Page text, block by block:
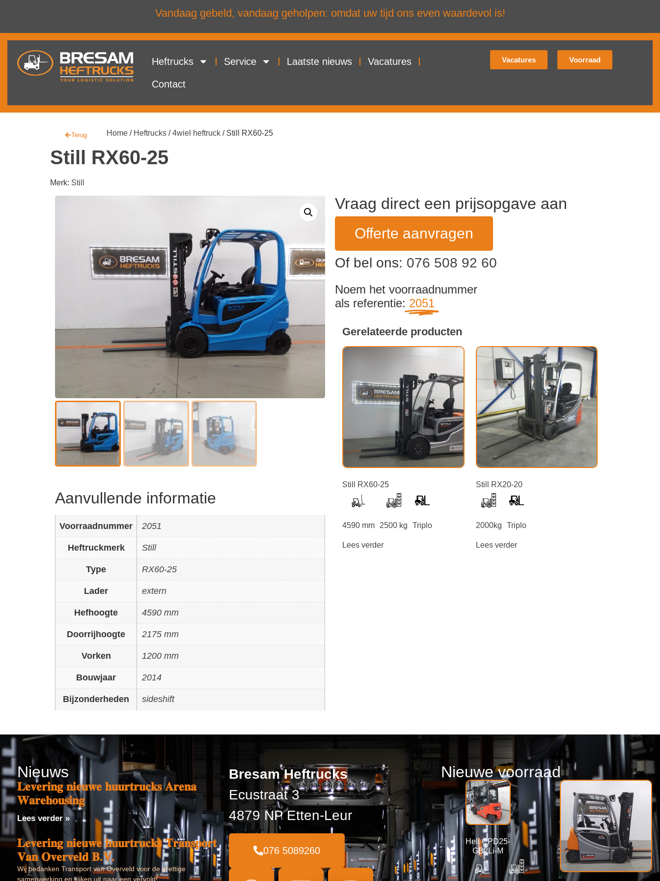
Vandaag gebeld, vandaag geholpen: omdat uw tijd ons even waardevol is!
Heftrucks Service Laatste nieuws Vacatures
Contact
Vacatures Voorraad
Terug Home / Heftrucks /4wiel heftruck / Still RX60-25
Still RX60-25
Merk: Still
Aanvullende informatie
Voorraadnummer 2051
Heftruckmerk Still
Type RX60-25
Lader extern
Hefhoogte 4590 mm
Doorrijhoogte 2175 mm
Vorken 1200 mm
Bouwjaar 2014
Bijzonderheden sideshift
Vraag direct een prijsopgave aan
Offerte aanvragen
Of bel ons: 076 508 92 60
Noem het voorraadnummer
als referentie: 2051
Gerelateerde producten
Still RX60-25
4590 mm 2500 kg Triplo
Lees verder
Still RX20-20
2000kg Triplo
Lees verder
Nieuws
𝐋𝐞𝐯𝐞𝐫𝐢𝐧𝐠 𝐧𝐢𝐞𝐮𝐰𝐞 𝐡𝐮𝐮𝐫𝐭𝐫𝐮𝐜𝐤𝐬 𝐀𝐫𝐞𝐧𝐚
𝐖𝐚𝐫𝐞𝐡𝐨𝐮𝐬𝐢𝐧𝐠
Lees verder »
𝐋𝐞𝐯𝐞𝐫𝐢𝐧𝐠 𝐧𝐢𝐞𝐮𝐰𝐞 𝐡𝐮𝐮𝐫𝐭𝐫𝐮𝐜𝐤𝐬 𝐓𝐫𝐚𝐧𝐬𝐩𝐨𝐫𝐭
𝐕𝐚𝐧 𝐎𝐯𝐞𝐫𝐯𝐞𝐥𝐝 𝐁.𝐕.
Wij bedanken Transport van Overveld voor de prettige
samenwerking en kijken uit naar een vervolg!
Bresam Heftrucks
Ecustraat 3
4879 NP Etten-Leur
076 5089260
Nieuwe voorraad
Heli CPD25-
GB2Li-M